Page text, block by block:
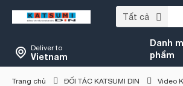
Tất cả
Deliver to
Vietnam
Danh
phẩm
Trang chủ ĐỐI TÁC KATSUMI DIN Video